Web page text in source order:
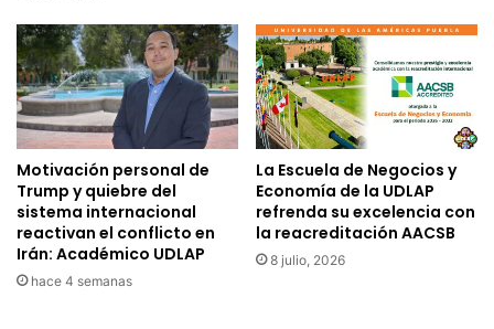
Motivación personal de
Trump y quiebre del
sistema internacional
reactivan el conflicto en
Irán: Académico UDLAP
hace 4 semanas
La Escuela de Negocios y
Economía de la UDLAP
refrenda su excelencia con
la reacreditación AACSB
8 julio, 2026